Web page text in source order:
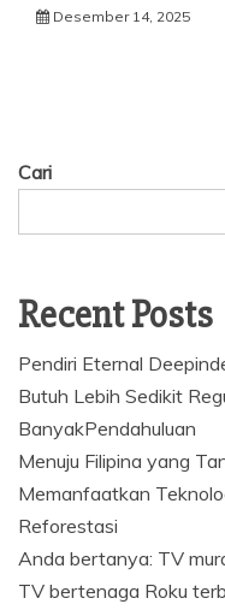
Desember 14, 2025
Cari
Recent Posts
Pendiri Eternal
Butuh Lebih Sedikit
BanyakPendahuluan
Menuju Filipina yang
Memanfaatkan
Reforestasi
Anda bertanya: TV
TV bertenaga Roku